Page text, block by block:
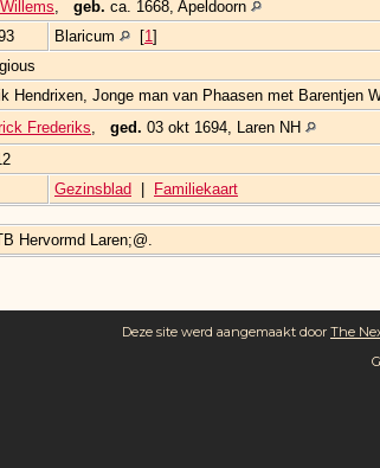
, geb. ca. 1668, Apeldoorn
Blaricum [1]
Hendrixen, Jonge man van Phaasen met Barentjen
Frederiks, ged. 03 okt 1694, Laren NH
Gezinsblad Familiekaart
Hervormd Laren;@.
Deze site werd aangemaakt door The